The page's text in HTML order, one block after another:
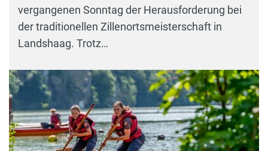
vergangenen Sonntag der Herausforderung bei
der traditionellen Zillenortsmeisterschaft in
Landshaag. Trotz…